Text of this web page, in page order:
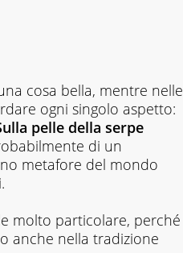
cosa bella, mentre nelle
ogni singolo aspetto:
pelle della serpe
di un
metafore del mondo
molto particolare, perché
anche nella tradizione